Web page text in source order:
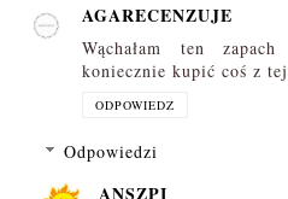
AGARECENZUJE
Wąchałam ten
koniecznie kupić coś z
ODPOWIEDZ
Odpowiedzi
ANSZPI